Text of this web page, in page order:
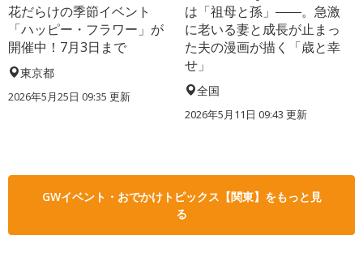
花だらけの季節イベント
「ハッピー・フラワー」が
開催中！7月3日まで
東京都
2026年5月25日 09:35 更新
は「祖母と孫」――。急激
に老いる妻と成長が止まっ
た夫の漫画が描く「歳と幸
せ」
全国
2026年5月11日 09:43 更新
GWイベント・おでかけトピックス【関東】をもっと見
る